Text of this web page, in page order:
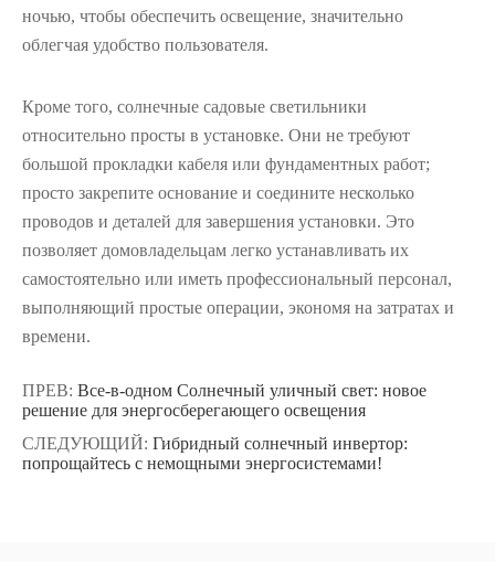
ночью, чтобы обеспечить освещение, значительно
облегчая удобство пользователя.
Кроме того, солнечные садовые светильники
относительно просты в установке. Они не требуют
большой прокладки кабеля или фундаментных работ;
просто закрепите основание и соедините несколько
проводов и деталей для завершения установки. Это
позволяет домовладельцам легко устанавливать их
самостоятельно или иметь профессиональный персонал,
выполняющий простые операции, экономя на затратах и
времени.
ПРЕВ: Все-в-одном Солнечный уличный свет: новое
решение для энергосберегающего освещения
СЛЕДУЮЩИЙ: Гибридный солнечный инвертор:
попрощайтесь с немощными энергосистемами!